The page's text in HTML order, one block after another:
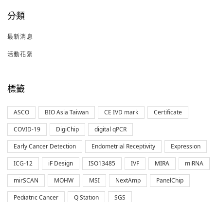
鍵
分類
最新消息
活動花絮
標籤
ASCO BIO Asia Taiwan CE IVD mark Certificate
COVID-19 DigiChip digital qPCR
Early Cancer Detection Endometrial Receptivity Expression
ICG-12 iF Design ISO13485 IVF MIRA miRNA
mirSCAN MOHW MSI NextAmp PanelChip
Pediatric Cancer Q Station SGS